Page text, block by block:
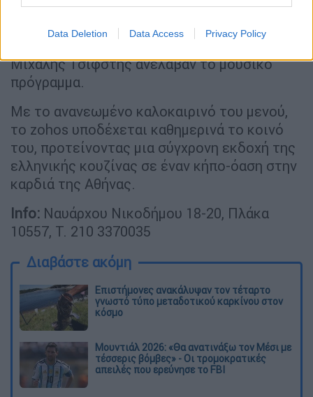
Data Deletion Data Access Privacy Policy
Τις γεύσεις της βραδιάς συνόδευσαν τα
signature cocktails Kechrimpari, Enigma και
Μιχάλης Τσιφστής ανέλαβαν το μουσικό
πρόγραμμα.
Με το ανανεωμένο καλοκαιρινό του μενού,
το zohos υποδέχεται καθημερινά το κοινό
του, προτείνοντας μια σύγχρονη εκδοχή της
ελληνικής κουζίνας σε έναν κήπο-όαση στην
καρδιά της Αθήνας.
Info: Ναυάρχου Νικοδήμου 18-20, Πλάκα
10557, Τ. 210 3370035
Διαβάστε ακόμη
Επιστήμονες ανακάλυψαν τον τέταρτο
γνωστό τύπο μεταδοτικού καρκίνου στον
κόσμο
Μουντιάλ 2026: «Θα ανατινάξω τον Μέσι με
τέσσερις βόμβες» - Οι τρομοκρατικές
απειλές που ερεύνησε το FBI